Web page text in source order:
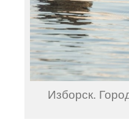
Изборск.